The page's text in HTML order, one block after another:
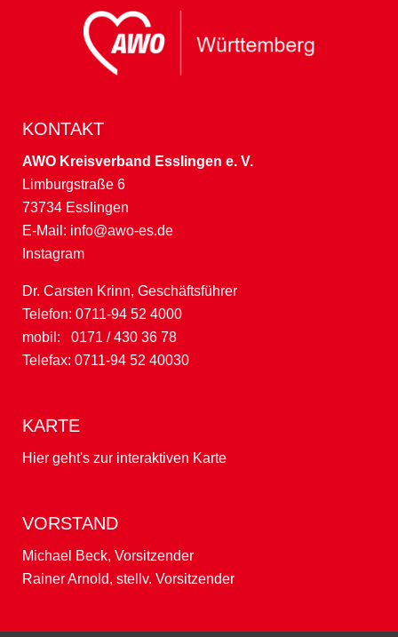
VORSTAND
Michael Beck, Vorsitzender
Rainer Arnold, stellv. Vorsitzender
KONTAKT
AWO Kreisverband Esslingen e. V.
Limburgstraße 6
73734 Esslingen
E-Mail: info@awo-es.de
Instagram
Dr. Carsten Krinn, Geschäftsführer
Telefon: 0711-94 52 4000
mobil: 0171 / 430 36 78
Telefax: 0711-94 52 40030
KARTE
Hier geht's zur interaktiven Karte